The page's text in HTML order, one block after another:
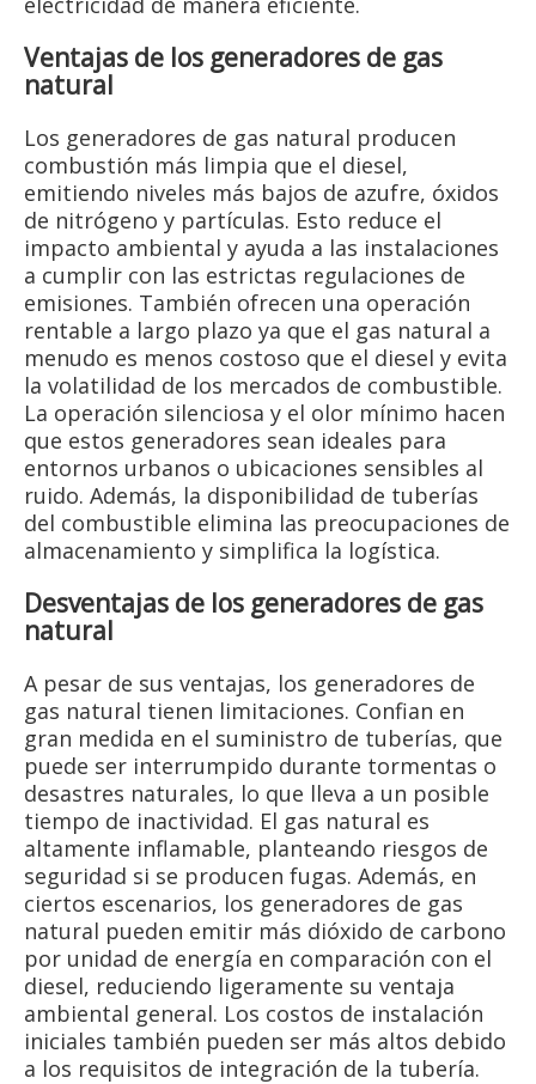
Ventajas de los generadores de gas
natural
Los generadores de gas natural producen
combustión más limpia que el diesel,
emitiendo niveles más bajos de azufre, óxidos
de nitrógeno y partículas. Esto reduce el
impacto ambiental y ayuda a las instalaciones
a cumplir con las estrictas regulaciones de
emisiones. También ofrecen una operación
rentable a largo plazo ya que el gas natural a
menudo es menos costoso que el diesel y evita
la volatilidad de los mercados de combustible.
La operación silenciosa y el olor mínimo hacen
que estos generadores sean ideales para
entornos urbanos o ubicaciones sensibles al
ruido. Además, la disponibilidad de tuberías
del combustible elimina las preocupaciones de
almacenamiento y simplifica la logística.
Desventajas de los generadores de gas
natural
A pesar de sus ventajas, los generadores de
gas natural tienen limitaciones. Confian en
gran medida en el suministro de tuberías, que
puede ser interrumpido durante tormentas o
desastres naturales, lo que lleva a un posible
tiempo de inactividad. El gas natural es
altamente inflamable, planteando riesgos de
seguridad si se producen fugas. Además, en
ciertos escenarios, los generadores de gas
natural pueden emitir más dióxido de carbono
por unidad de energía en comparación con el
diesel, reduciendo ligeramente su ventaja
ambiental general. Los costos de instalación
iniciales también pueden ser más altos debido
a los requisitos de integración de la tubería.